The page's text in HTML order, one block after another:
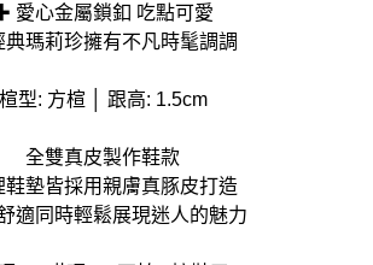
愛心金屬鎖釦 吃點可愛
典瑪莉珍擁有不凡時髦調調
楦型: 方楦 │ 跟高: 1.5cm
全雙真皮製作鞋款
鞋墊皆採用親膚真豚皮打造
適同時輕鬆展現迷人的魅力